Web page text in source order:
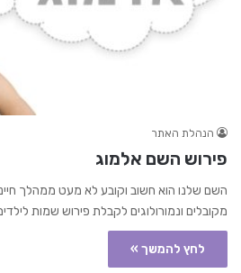
הנהלת האתר
פירוש השם אלמוג
השם שלנו הוא חשוב וקובע לא מעט ממהלך
מקובלים ונמורולוגים לקבלת פירוש שמות
לחץ להמשך »